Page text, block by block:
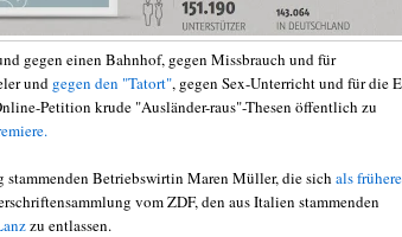
gegen einen Bahnhof, gegen Missbrauch und für
und gegen den "Tatort", gegen Sex-Unterricht und für die
Petition krude "Ausländer-raus"-Thesen öffentlich zu
stammenden Betriebswirtin Maren Müller, die sich als frühere
vom ZDF, den aus Italien stammenden
zu entlassen.